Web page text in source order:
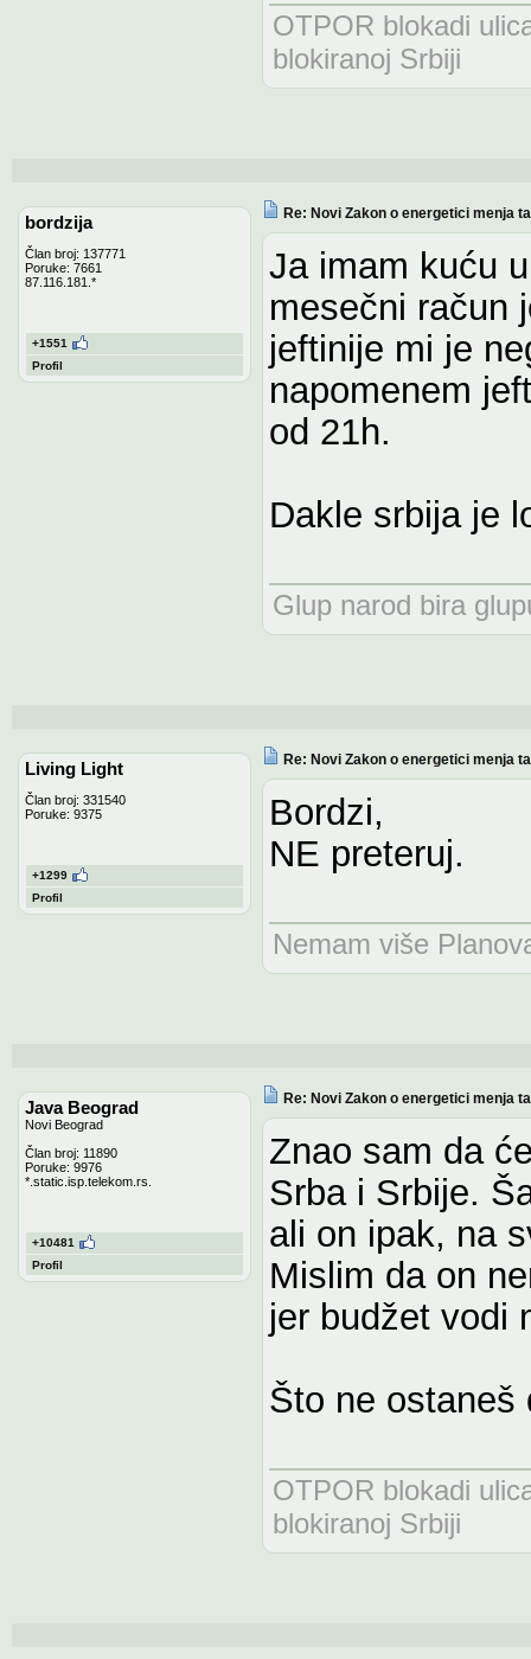
OTPOR blokadi
blokiranoj Srbiji
bordzija
Član broj: 137771
Poruke: 7661
87.116.181.*
+1551
Profil
Re: Novi Zakon o energetici menja
Ja imam kuću
mesečni račun
jeftinije mi je
napomenem
od 21h.
Dakle srbija je
Glup narod bira
Living Light
Član broj: 331540
Poruke: 9375
+1299
Profil
Re: Novi Zakon o energetici menja
Bordzi,
NE preteruj.
Nemam više
Java Beograd
Novi Beograd
Član broj: 11890
Poruke: 9976
*.static.isp.telekom.rs.
+10481
Profil
Re: Novi Zakon o energetici menja
Znao sam da
Srba i Srbije.
ali on ipak, na
Mislim da on
jer budžet vodi
Što ne ostaneš
OTPOR blokadi
blokiranoj Srbiji